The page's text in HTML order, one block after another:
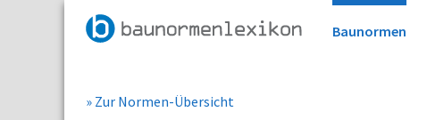
Baunormen
» Zur Normen-Übersicht